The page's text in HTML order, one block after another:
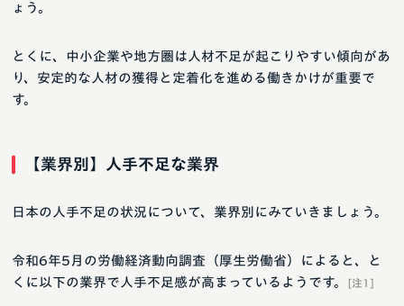
ょう。
とくに、中小企業や地方圏は人材不足が起こりやすい傾向があ
り、安定的な人材の獲得と定着化を進める働きかけが重要で
す。
【業界別】人手不足な業界
日本の人手不足の状況について、業界別にみていきましょう。
令和6年5月の労働経済動向調査（厚生労働省）によると、と
くに以下の業界で人手不足感が高まっているようです。
[注1]